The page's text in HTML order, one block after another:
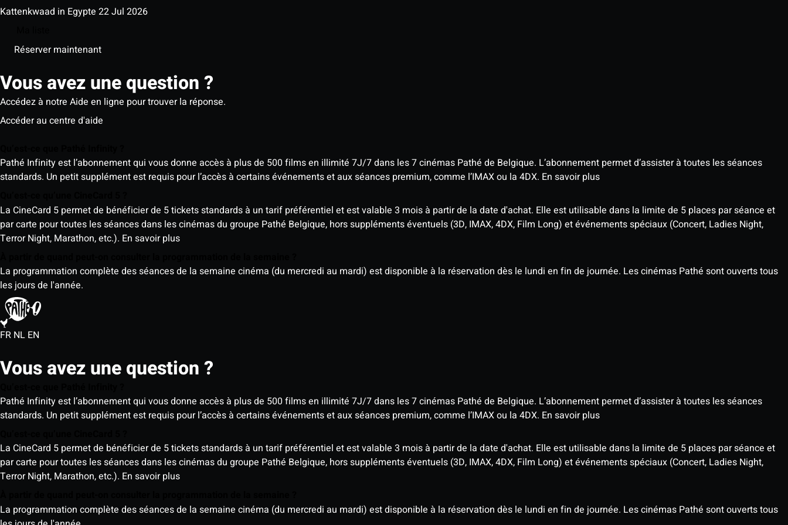
Kattenkwaad in Egypte 22 Jul 2026
Réserver maintenant
Vous avez une question ?
Accédez à notre Aide en ligne pour trouver la réponse.
Accéder au centre d'aide
Pathé Infinity est l’abonnement qui vous donne accès à plus de 500 films en illimité 7J/7 dans les 7 cinémas Pathé de Belgique. L’abonnement permet d’assister à toutes les séances
standards. Un petit supplément est requis pour l’accès à certains événements et aux séances premium, comme l’IMAX ou la 4DX. En savoir plus
La CineCard 5 permet de bénéficier de 5 tickets standards à un tarif préférentiel et est valable 3 mois à partir de la date d'achat. Elle est utilisable dans la limite de 5 places par séance et
par carte pour toutes les séances dans les cinémas du groupe Pathé Belgique, hors suppléments éventuels (3D, IMAX, 4DX, Film Long) et événements spéciaux (Concert, Ladies Night,
Terror Night, Marathon, etc.). En savoir plus
La programmation complète des séances de la semaine cinéma (du mercredi au mardi) est disponible à la réservation dès le lundi en fin de journée. Les cinémas Pathé sont ouverts tous
les jours de l'année.
FR NL EN
Vous avez une question ?
Pathé Infinity est l’abonnement qui vous donne accès à plus de 500 films en illimité 7J/7 dans les 7 cinémas Pathé de Belgique. L’abonnement permet d’assister à toutes les séances
standards. Un petit supplément est requis pour l’accès à certains événements et aux séances premium, comme l’IMAX ou la 4DX. En savoir plus
La CineCard 5 permet de bénéficier de 5 tickets standards à un tarif préférentiel et est valable 3 mois à partir de la date d'achat. Elle est utilisable dans la limite de 5 places par séance et
par carte pour toutes les séances dans les cinémas du groupe Pathé Belgique, hors suppléments éventuels (3D, IMAX, 4DX, Film Long) et événements spéciaux (Concert, Ladies Night,
Terror Night, Marathon, etc.). En savoir plus
La programmation complète des séances de la semaine cinéma (du mercredi au mardi) est disponible à la réservation dès le lundi en fin de journée. Les cinémas Pathé sont ouverts tous